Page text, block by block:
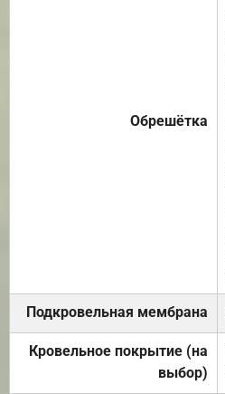
Обрешётка
Подкровельная мембрана
Кровельное покрытие (на
выбор)